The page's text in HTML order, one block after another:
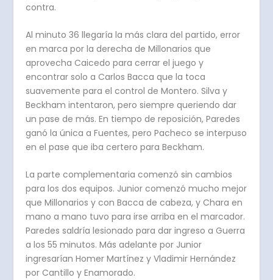
contra.
Al minuto 36 llegaría la más clara del partido, error
en marca por la derecha de Millonarios que
aprovecha Caicedo para cerrar el juego y
encontrar solo a Carlos Bacca que la toca
suavemente para el control de Montero. Silva y
Beckham intentaron, pero siempre queriendo dar
un pase de más. En tiempo de reposición, Paredes
ganó la única a Fuentes, pero Pacheco se interpuso
en el pase que iba certero para Beckham.
La parte complementaria comenzó sin cambios
para los dos equipos. Junior comenzó mucho mejor
que Millonarios y con Bacca de cabeza, y Chara en
mano a mano tuvo para irse arriba en el marcador.
Paredes saldría lesionado para dar ingreso a Guerra
a los 55 minutos. Más adelante por Junior
ingresarían Homer Martínez y Vladimir Hernández
por Cantillo y Enamorado.